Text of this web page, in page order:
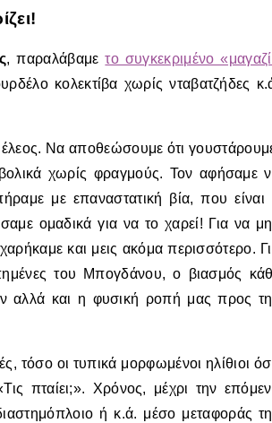
, παραλάβαμετο συγκεκριμένο
κολεκτίβα χωρίς νταβατζήδες
Να αποθεώσουμε ότι
χωρίς φραγμούς. Τον αφήσαμε
με επαναστατική βία, που είναι
ομαδικά για να το χαρεί! Για να
και μεις ακόμα περισσότερο.
του Μπογδάνου, ο βιασμός
αλλά και η φυσική ροπή μας προς
τόσο οι τυπικά μορφωμένοι ηλίθιοι
πταίει;». Χρόνος, μέχρι την
ή κ.ά. μέσο μεταφοράς